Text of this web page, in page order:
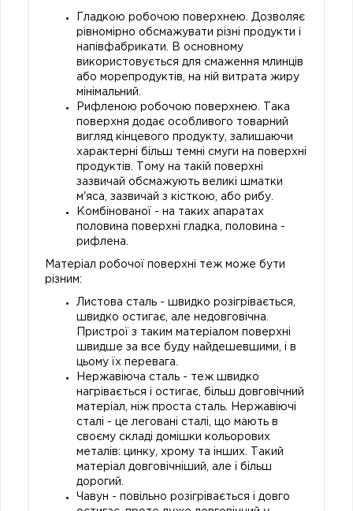
Гладкою робочою поверхнею. Дозволяє
рівномірно обсмажувати різні продукти і
напівфабрикати. В основному
використовується для смаження млинців
або морепродуктів, на ній витрата жиру
мінімальний.
Рифленою робочою поверхнею. Така
поверхня додає особливого товарний
вигляд кінцевого продукту, залишаючи
характерні більш темні смуги на поверхні
продуктів. Тому на такій поверхні
зазвичай обсмажують великі шматки
м'яса, зазвичай з кісткою, або рибу.
Комбінованої - на таких апаратах
половина поверхні гладка, половина -
рифлена.
Матеріал робочої поверхні теж може бути
різним:
Листова сталь - швидко розігрівається,
швидко остигає, але недовговічна.
Пристрої з таким матеріалом поверхні
швидше за все буду найдешевшими, і в
цьому їх перевага.
Нержавіюча сталь - теж швидко
нагрівається і остигає, більш довговічний
матеріал, ніж проста сталь. Нержавіючі
сталі - це леговані сталі, що мають в
своєму складі домішки кольорових
металів: цинку, хрому та інших. Такий
матеріал довговічніший, але і більш
дорогий.
Чавун - повільно розігрівається і довго